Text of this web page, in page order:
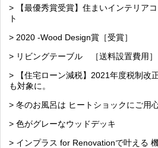
> 【最優秀賞受賞】住まいインテリア
ト
> 2020 -Wood Design賞［受賞］
> リビングテーブル ［送料設置費用］
> 【住宅ローン減税】2021年度税制
も対象に。
> 冬のお風呂は ヒートショックにご用
> 色がグレーなウッドデッキ
> インプラス for Renovationで叶える